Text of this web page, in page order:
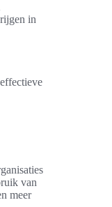
in
van
meer